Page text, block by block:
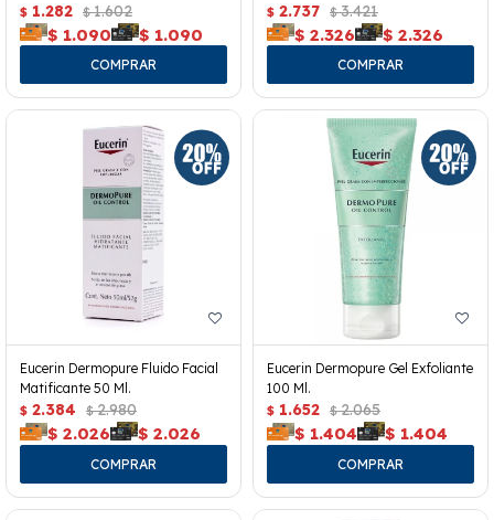
$ 1.282 $ 1.602
$ 1.090 $ 1.090
$ 2.737 $ 3.421
$ 2.326 $ 2.326
Eucerin Dermopure Fluido Facial
Matificante 50 Ml.
$ 2.384 $ 2.980
$ 2.026 $ 2.026
Eucerin Dermopure Gel Exfoliante
100 Ml.
$ 1.652 $ 2.065
$ 1.404 $ 1.404